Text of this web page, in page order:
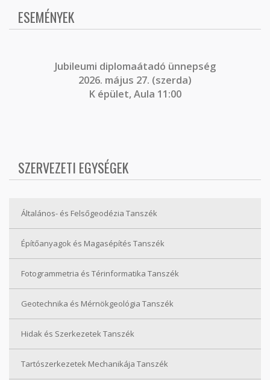
ESEMÉNYEK
Jubileumi diplomaátadó ünnepség
2026. május 27. (szerda)
K épület, Aula 11:00
SZERVEZETI EGYSÉGEK
Általános- és Felsőgeodézia Tanszék
Építőanyagok és Magasépítés Tanszék
Fotogrammetria és Térinformatika Tanszék
Geotechnika és Mérnökgeológia Tanszék
Hidak és Szerkezetek Tanszék
Tartószerkezetek Mechanikája Tanszék